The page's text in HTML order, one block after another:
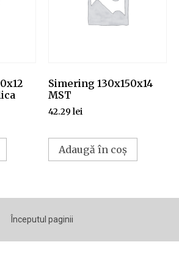
Simering 130x150x14
MST
42.29 lei
Adaugă în coș
Începutul paginii